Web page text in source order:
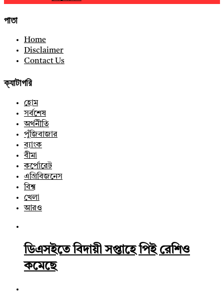
পাতা
Home
Disclaimer
Contact Us
ক্যাটাগরি
হোম
সর্বশেষ
অর্থনীতি
পুঁজিবাজার
ব্যাংক
বীমা
কর্পোরেট
এগ্রিবিজনেস
বিশ্ব
খেলা
আরও
ডিএসইতে বিদায়ী সপ্তাহে পিই রেশিও
কমেছে